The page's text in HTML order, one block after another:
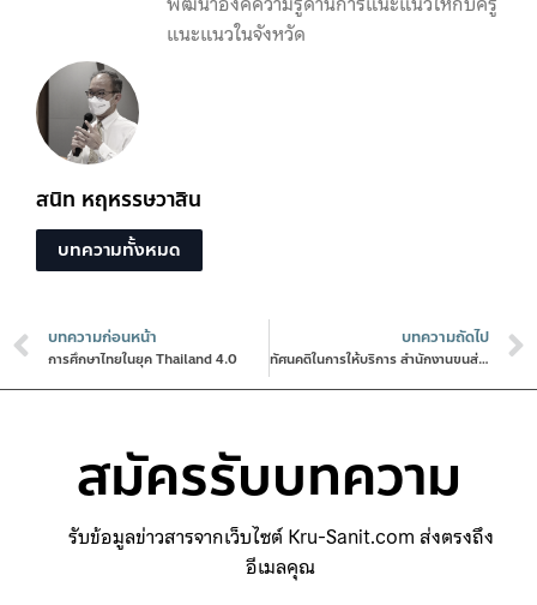
สนิท หฤหรรษวาสิน
บทความทั้งหมด
แนะแนวในจังหวัด
บทความก่อนหน้า
การศึกษาไทยในยุค Thailand 4.0
บทความถัดไป
ทัศนคติในการให้บริการ สำนักงานขนส่งกรุงเทพมหานครพื้นที่ ๔
สมัครรับบทความ
รับข้อมูลข่าวสารจากเว็บไซต์ Kru-Sanit.com ส่งตรงถึง
อีเมลคุณ